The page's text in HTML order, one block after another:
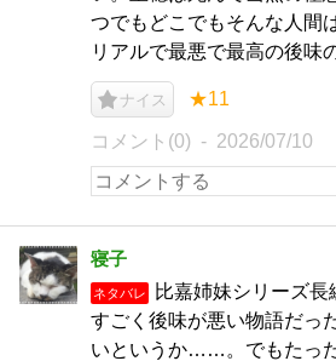
つでもどこでもそんな人間
リアルで最悪で最高の後味
ナイス ★11
コメント(0) 2026/07/10
寝子
ネタバレ
比嘉姉妹シリーズ
すごく後味が悪い物語だっ
いというか……。でもたっ